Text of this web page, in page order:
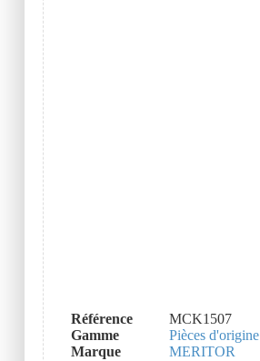
Référence
MCK1507
Gamme
Pièces d'origine
Marque
MERITOR